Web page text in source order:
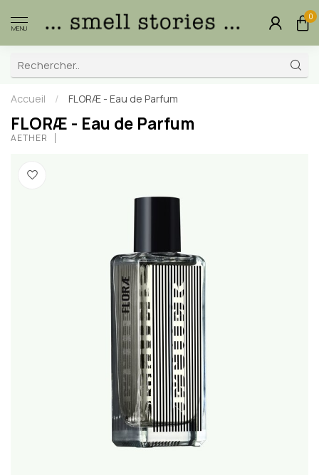
MENU
0
Accueil / FLORÆ - Eau de Parfum
FLORÆ - Eau de Parfum
AETHER